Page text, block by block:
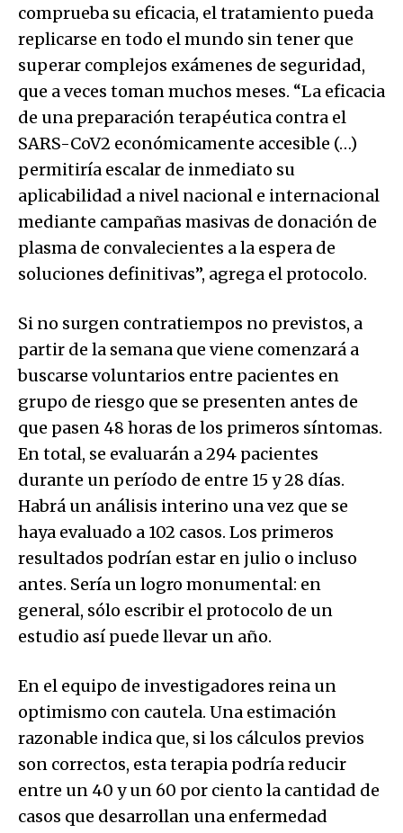
comprueba su eficacia, el tratamiento pueda
replicarse en todo el mundo sin tener que
superar complejos exámenes de seguridad,
que a veces toman muchos meses. “La eficacia
de una preparación terapéutica contra el
SARS-CoV2 económicamente accesible (…)
permitiría escalar de inmediato su
aplicabilidad a nivel nacional e internacional
mediante campañas masivas de donación de
plasma de convalecientes a la espera de
soluciones definitivas”, agrega el protocolo.
Si no surgen contratiempos no previstos, a
partir de la semana que viene comenzará a
buscarse voluntarios entre pacientes en
grupo de riesgo que se presenten antes de
que pasen 48 horas de los primeros síntomas.
En total, se evaluarán a 294 pacientes
durante un período de entre 15 y 28 días.
Habrá un análisis interino una vez que se
haya evaluado a 102 casos. Los primeros
resultados podrían estar en julio o incluso
antes. Sería un logro monumental: en
general, sólo escribir el protocolo de un
estudio así puede llevar un año.
En el equipo de investigadores reina un
optimismo con cautela. Una estimación
razonable indica que, si los cálculos previos
son correctos, esta terapia podría reducir
entre un 40 y un 60 por ciento la cantidad de
casos que desarrollan una enfermedad